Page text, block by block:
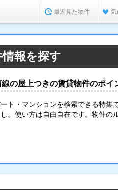
最近見た物件 気
報を探す
の屋上つきの賃貸物件のポイ
ト・マンションを検索できる特集
。使い方は自由自在です。物件の